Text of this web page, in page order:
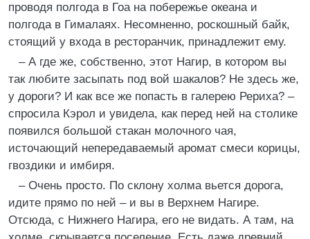
проводя полгода в Гоа на побережье океана и
полгода в Гималаях. Несомненно, роскошный байк,
стоящий у входа в ресторанчик, принадлежит ему.
– А где же, собственно, этот Нагир, в котором вы
так любите засыпать под вой шакалов? Не здесь же,
у дороги? И как все же попасть в галерею Рериха? –
спросила Кэрол и увидела, как перед ней на столике
появился большой стакан молочного чая,
источающий непередаваемый аромат смеси корицы,
гвоздики и имбиря.
– Очень просто. По склону холма вьется дорога,
идите прямо по ней – и вы в Верхнем Нагире.
Отсюда, с Нижнего Нагира, его не видать. А там, на